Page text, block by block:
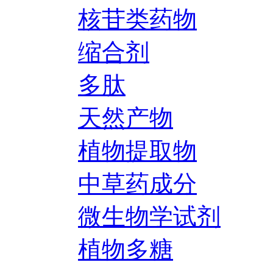
核苷类药物
缩合剂
多肽
天然产物
植物提取物
中草药成分
微生物学试剂
植物多糖